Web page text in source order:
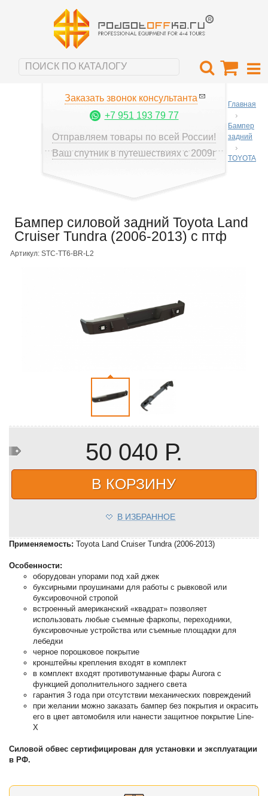
Заказать звонок консультанта
+7 951 193 79 77
Отправляем товары по всей России!
Ваш спутник в путешествиях с 2009г
Главная
Бампер
задний
TOYOTA
Бампер силовой задний Toyota Land
Cruiser Tundra (2006-2013) с птф
Артикул: STC-TT6-BR-L2
50 040 Р.
В КОРЗИНУ
В ИЗБРАННОЕ
Применяемость: Toyota Land Cruiser Tundra (2006-2013)
Особенности:
оборудован упорами под хай джек
буксирными проушинами для работы с рывковой или
буксировочной стропой
встроенный американский «квадрат» позволяет
использовать любые съемные фаркопы, переходники,
буксировочные устройства или съемные площадки для
лебедки
черное порошковое покрытие
кронштейны крепления входят в комплект
в комплект входят противотуманные фары Aurora с
функцией дополнительного заднего света
гарантия 3 года при отсутствии механических повреждений
при желании можно заказать бампер без покрытия и окрасить
его в цвет автомобиля или нанести защитное покрытие Line-
X
Силовой обвес сертифицирован для установки и эксплуатации
в РФ.